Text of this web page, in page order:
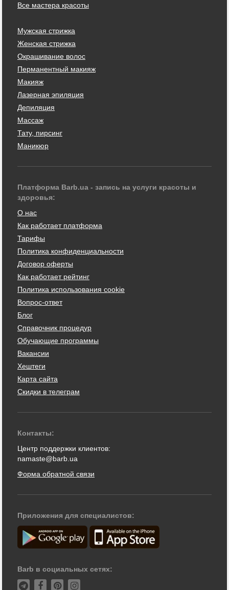
Все мастера красоты
Мужская стрижка
Женская стрижка
Окрашивание волос
Перманентный макияж
Макияж
Лазерная эпиляция
Депиляция
Массаж
Тату, пирсинг
Маникюр
Платформа Barb.ua - запись на услуги красоты и
здоровья:
О нас
Как работает платформа
Тарифы
Политика конфиденциальности
Договор оферты
Как работает рейтинг
Политика использования cookie
Вопрос-ответ
Блог
Справочник процедур
Обучающие программы
Вакансии
Хештеги
Карта сайта
Скидки в телеграм
Контакты:
Центр поддержки клиентов:
namaste@barb.ua
Форма обратной связи
Приложения для специалистов:
Barb в социальных сетях: